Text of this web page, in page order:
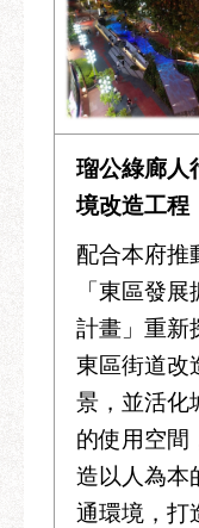
瑠公綠廊人
境改造工程
配合本府推
「東區發展
計畫」重新
東區街道改
景，並活化
的使用空間
造以人為本
通環境，打